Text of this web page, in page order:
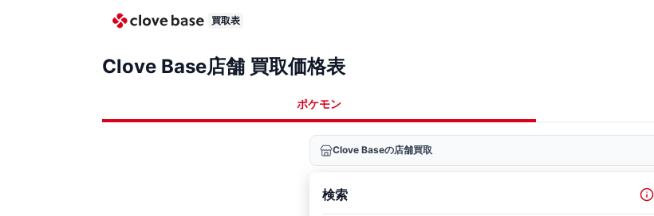
買取表
Clove Base店舗 買取価格表
ポケモン
Clove Baseの店舗買取
検索